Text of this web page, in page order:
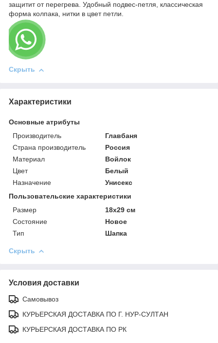
защитит от перегрева. Удобный подвес-петля, классическая
форма колпака, нитки в цвет петли.
Скрыть
Характеристики
Основные атрибуты
Производитель
Главбаня
Страна производитель
Россия
Материал
Войлок
Цвет
Белый
Назначение
Унисекс
Пользовательские характеристики
Размер
18х29 см
Состояние
Новое
Тип
Шапка
Скрыть
Условия доставки
Самовывоз
КУРЬЕРСКАЯ ДОСТАВКА ПО Г. НУР-СУЛТАН
КУРЬЕРСКАЯ ДОСТАВКА ПО РК